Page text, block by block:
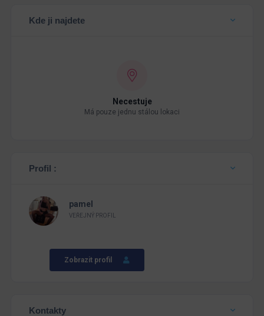
Kde ji najdete
Necestuje
Má pouze jednu stálou lokaci
Profil :
pamel
VEŘEJNÝ PROFIL
Zobrazit profil
Kontakty